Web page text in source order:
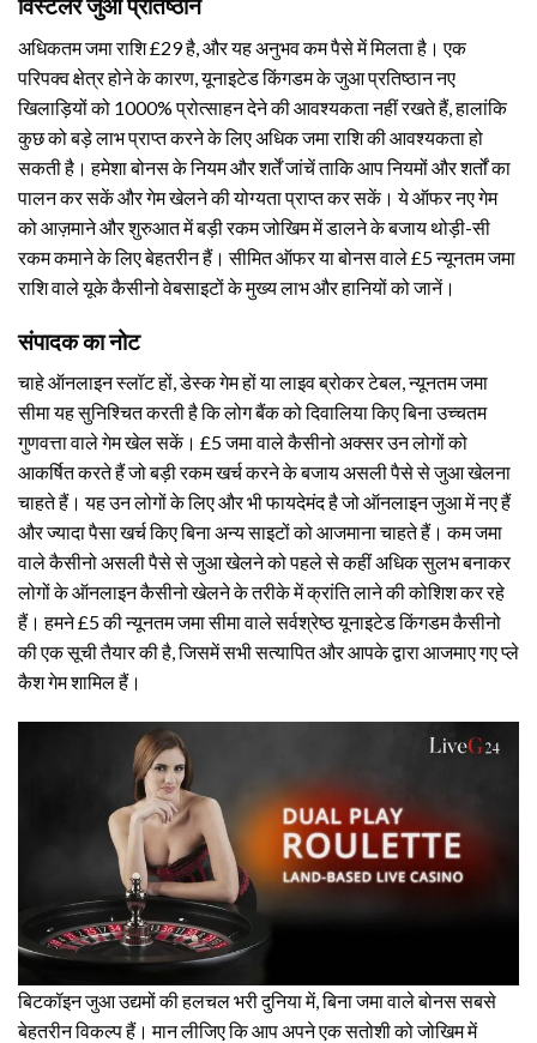
विंस्टलर जुआ प्रतिष्ठान
अधिकतम जमा राशि £29 है, और यह अनुभव कम पैसे में मिलता है। एक
परिपक्व क्षेत्र होने के कारण, यूनाइटेड किंगडम के जुआ प्रतिष्ठान नए
खिलाड़ियों को 1000% प्रोत्साहन देने की आवश्यकता नहीं रखते हैं, हालांकि
कुछ को बड़े लाभ प्राप्त करने के लिए अधिक जमा राशि की आवश्यकता हो
सकती है। हमेशा बोनस के नियम और शर्तें जांचें ताकि आप नियमों और शर्तों का
पालन कर सकें और गेम खेलने की योग्यता प्राप्त कर सकें। ये ऑफर नए गेम
को आज़माने और शुरुआत में बड़ी रकम जोखिम में डालने के बजाय थोड़ी-सी
रकम कमाने के लिए बेहतरीन हैं। सीमित ऑफर या बोनस वाले £5 न्यूनतम जमा
राशि वाले यूके कैसीनो वेबसाइटों के मुख्य लाभ और हानियों को जानें।
संपादक का नोट
चाहे ऑनलाइन स्लॉट हों, डेस्क गेम हों या लाइव ब्रोकर टेबल, न्यूनतम जमा
सीमा यह सुनिश्चित करती है कि लोग बैंक को दिवालिया किए बिना उच्चतम
गुणवत्ता वाले गेम खेल सकें। £5 जमा वाले कैसीनो अक्सर उन लोगों को
आकर्षित करते हैं जो बड़ी रकम खर्च करने के बजाय असली पैसे से जुआ खेलना
चाहते हैं। यह उन लोगों के लिए और भी फायदेमंद है जो ऑनलाइन जुआ में नए हैं
और ज्यादा पैसा खर्च किए बिना अन्य साइटों को आजमाना चाहते हैं। कम जमा
वाले कैसीनो असली पैसे से जुआ खेलने को पहले से कहीं अधिक सुलभ बनाकर
लोगों के ऑनलाइन कैसीनो खेलने के तरीके में क्रांति लाने की कोशिश कर रहे
हैं। हमने £5 की न्यूनतम जमा सीमा वाले सर्वश्रेष्ठ यूनाइटेड किंगडम कैसीनो
की एक सूची तैयार की है, जिसमें सभी सत्यापित और आपके द्वारा आजमाए गए प्ले
कैश गेम शामिल हैं।
बिटकॉइन जुआ उद्यमों की हलचल भरी दुनिया में, बिना जमा वाले बोनस सबसे
बेहतरीन विकल्प हैं। मान लीजिए कि आप अपने एक सतोशी को जोखिम में